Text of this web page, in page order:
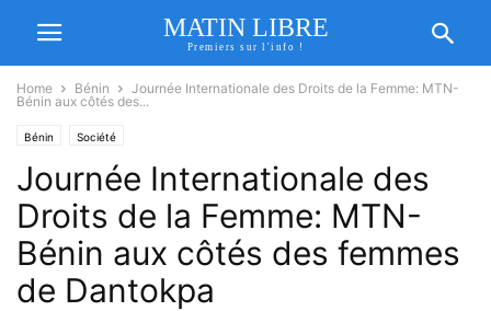
MATIN LIBRE
Premiers sur l'info !
Home Bénin
Journée Internationale des Droits de la Femme: MTN-
Bénin aux côtés des...
Bénin Société
Journée Internationale des
Droits de la Femme: MTN-
Bénin aux côtés des femmes
de Dantokpa